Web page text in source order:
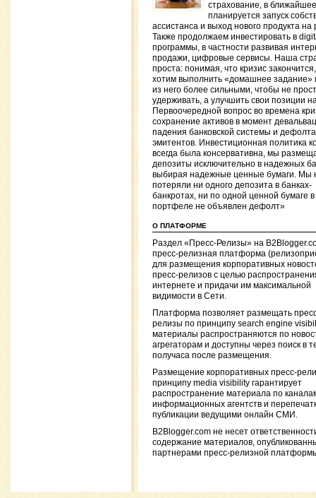
страхование, в
планируется запуск
ассистанса и выход нового продукта на
Также продолжаем инвестировать в
программы, в частности развивая
продажи, цифровые сервисы. Наша
проста: понимая, что кризис
хотим выполнить «домашнее задание»
из него более сильными, чтобы не
удерживать, а улучшить свои позиции
Первоочередной вопрос во времена
сохранение активов в момент
падения банковской системы и дефолта
эмитентов. Инвестиционная политика
всегда была консервативна, мы
депозиты исключительно в надежных
выбирая надежные ценные бумаги. Мы
потеряли ни одного депозита в банках-
банкротах, ни по одной ценной бумаге
портфеле не объявлен дефолт»
О ПЛАТФОРМЕ
Раздел «Пресс-Релизы» на
пресс-релизная платформа
для размещения корпоративных
пресс-релизов с целью
интернете и придачи им максимальной
видимости в Сети.
Платформа позволяет размещать
релизы по принципу search engine
материалы распространяются по
агрегаторам и доступны через поиск в
получаса после размещения.
Размещение корпоративных пресс-
принципу media visibility гарантирует
распространение материала по
информационных агентств и
публикации ведущими онлайн СМИ.
B2Blogger.com не несет
содержание материалов,
партнерами пресс-релизной